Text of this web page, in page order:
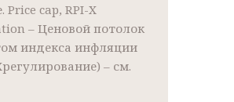
Price cap, RPI-X
– Ценовой потолок
индекса инфляции
– см.